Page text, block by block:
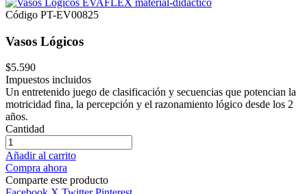
Código PT-EV00825
Vasos Lógicos
$5.590
Impuestos incluidos
Un entretenido juego de clasificación y secuencias que potencian la
motricidad fina, la percepción y el razonamiento lógico desde los 2
años.
Cantidad
Añadir al carrito
Compra ahora
Comparte este producto